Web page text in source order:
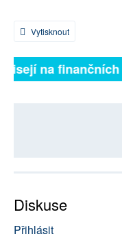
Vytisknout
na finančních
Diskuse
Přihlásit